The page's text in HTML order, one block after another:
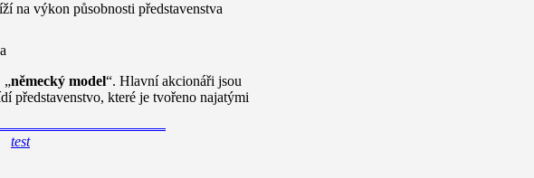
na výkon působnosti představenstva
„německý model“. Hlavní akcionáři jsou
představenstvo, které je tvořeno najatými
test